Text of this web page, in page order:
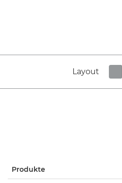
Layout
Produkte